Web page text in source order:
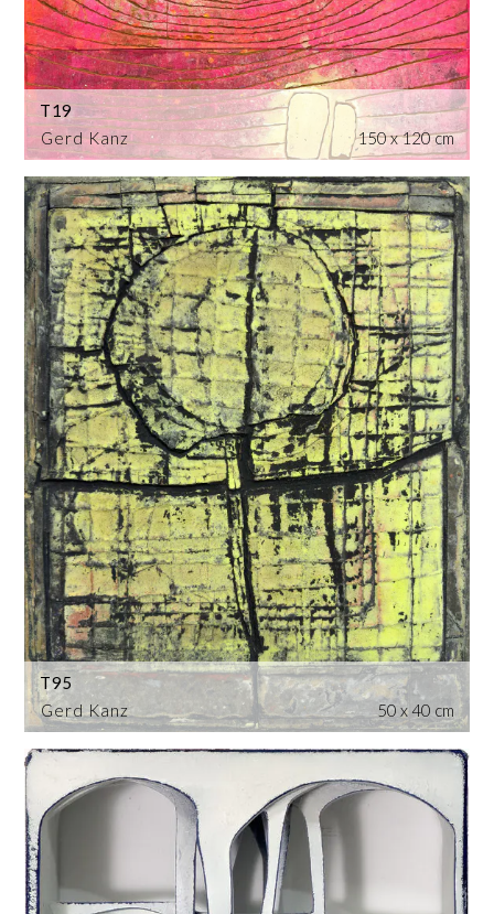
Gerd Kanz
T19
150 x 120 cm
Gerd Kanz
T95
50 x 40 cm